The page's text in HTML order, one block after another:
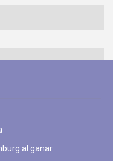
al ganar